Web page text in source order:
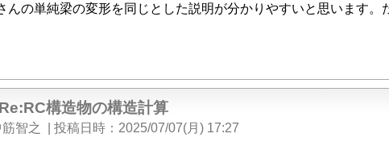
の単純梁の変形を同じとした説明が分かりやすいと思います。
Re:RC構造物の構造計算
筋智之 投稿日時 2025/07/07(月) 17:27